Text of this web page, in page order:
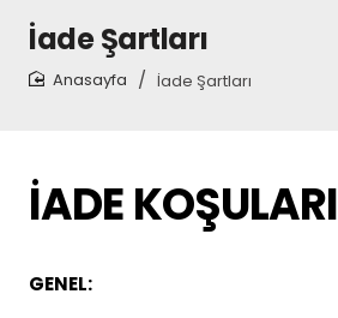
yapın...
İade Şartları
İade Şartları
İADE KOŞULARI
GENEL: